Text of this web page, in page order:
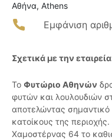
Αθήνα, Athens
Εμφάνιση
Σχετικά με την
Το Φυτώριο Αθηνών
φυτών και λουλουδιών
αποτελώντας
κατοίκους της
Χαμοστέρνας 64 το